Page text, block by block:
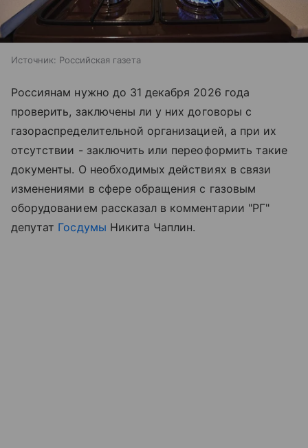
Источник: Российская газета
Россиянам нужно до 31 декабря 2026 года
проверить, заключены ли у них договоры с
газораспределительной организацией, а при их
отсутствии - заключить или переоформить такие
документы. О необходимых действиях в связи
изменениями в сфере обращения с газовым
оборудованием рассказал в комментарии "РГ"
депутат Госдумы Никита Чаплин.